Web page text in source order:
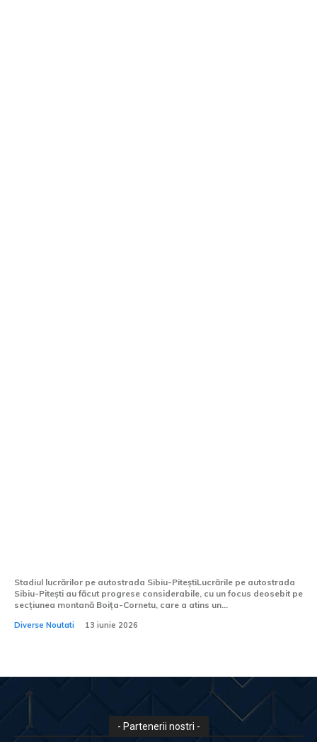
Stadiul lucrărilor pe autostrada Sibiu-PiteștiLucrările pe autostrada
Sibiu-Pitești au făcut progrese considerabile, cu un focus deosebit pe
secțiunea montană Boița-Cornetu, care a atins un...
Diverse Noutati 13 iunie 2026
- Partenerii nostri -